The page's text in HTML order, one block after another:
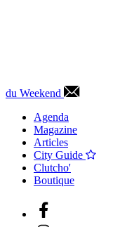
du Weekend
Agenda
Magazine
Articles
City Guide
Clutcho'
Boutique